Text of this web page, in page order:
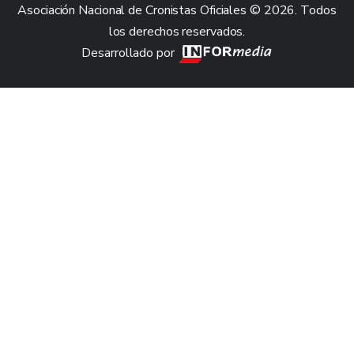
Asociación Nacional de Cronistas Oficiales © 2026. Todos
los derechos reservados.
Desarrollado por